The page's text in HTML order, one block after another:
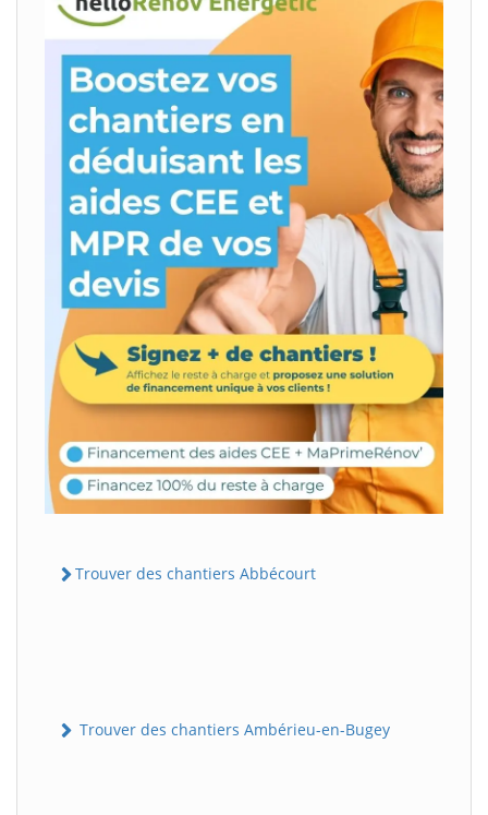
Trouver des chantiers Abbécourt
Trouver des chantiers Ambérieu-en-Bugey